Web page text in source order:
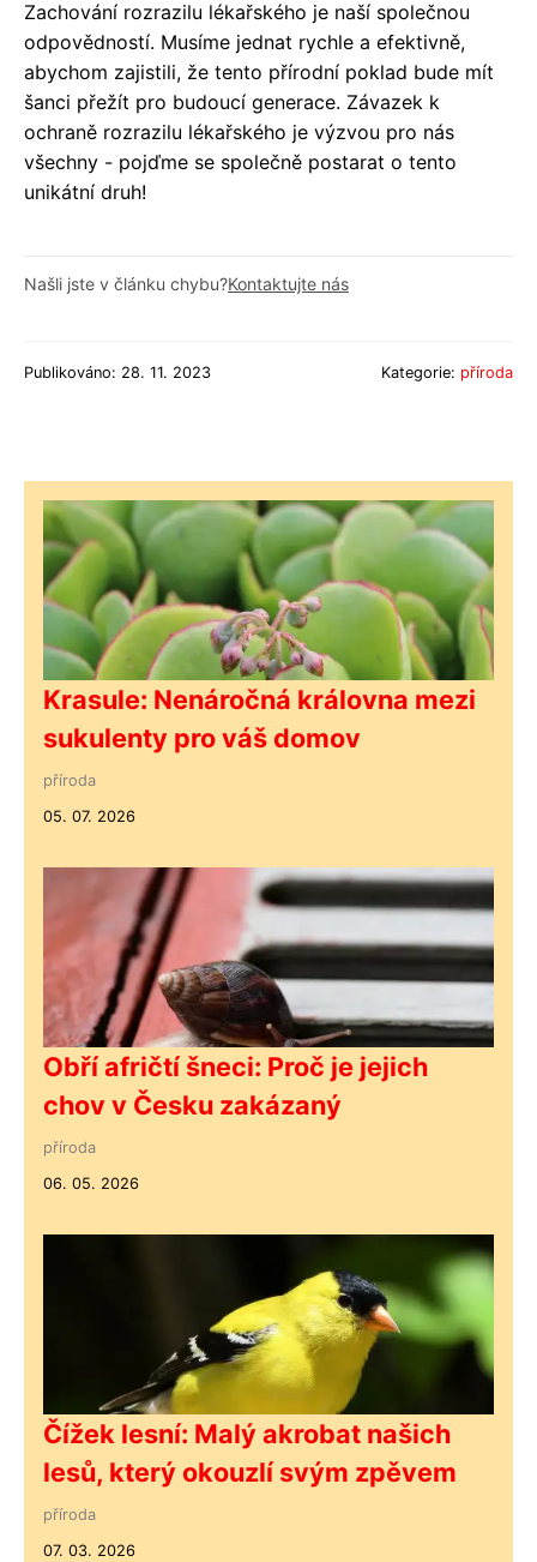
Zachování rozrazilu lékařského je naší společnou
odpovědností. Musíme jednat rychle a efektivně,
abychom zajistili, že tento přírodní poklad bude mít
šanci přežít pro budoucí generace. Závazek k
ochraně rozrazilu lékařského je výzvou pro nás
všechny - pojďme se společně postarat o tento
unikátní druh!
Našli jste v článku chybu?Kontaktujte nás
Publikováno: 28. 11. 2023 Kategorie: příroda
Krasule: Nenáročná královna mezi
sukulenty pro váš domov
příroda
05. 07. 2026
Obří afričtí šneci: Proč je jejich
chov v Česku zakázaný
příroda
06. 05. 2026
Čížek lesní: Malý akrobat našich
lesů, který okouzlí svým zpěvem
příroda
07. 03. 2026